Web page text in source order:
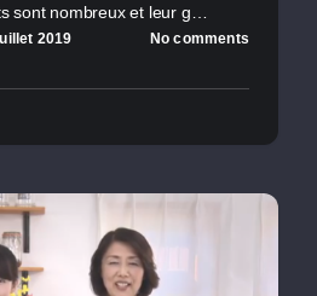
sont nombreux et leur g…
2019 No comments